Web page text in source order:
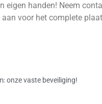
eigen handen! Neem
voor het complete
onze vaste beveiliging!